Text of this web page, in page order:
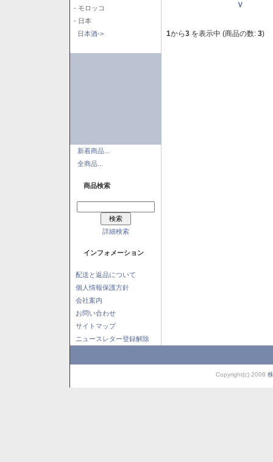
- モロッコ
- 日本
日本酒->
新着商品...
全商品...
商品検索
詳細検索
インフォメーション
配送と返品について
個人情報保護方針
会社案内
お問い合わせ
サイトマップ
ニュースレター登録解除
Ｖ
1から3 を表示中 (商品の数: 3)
Copyright(c) 2008